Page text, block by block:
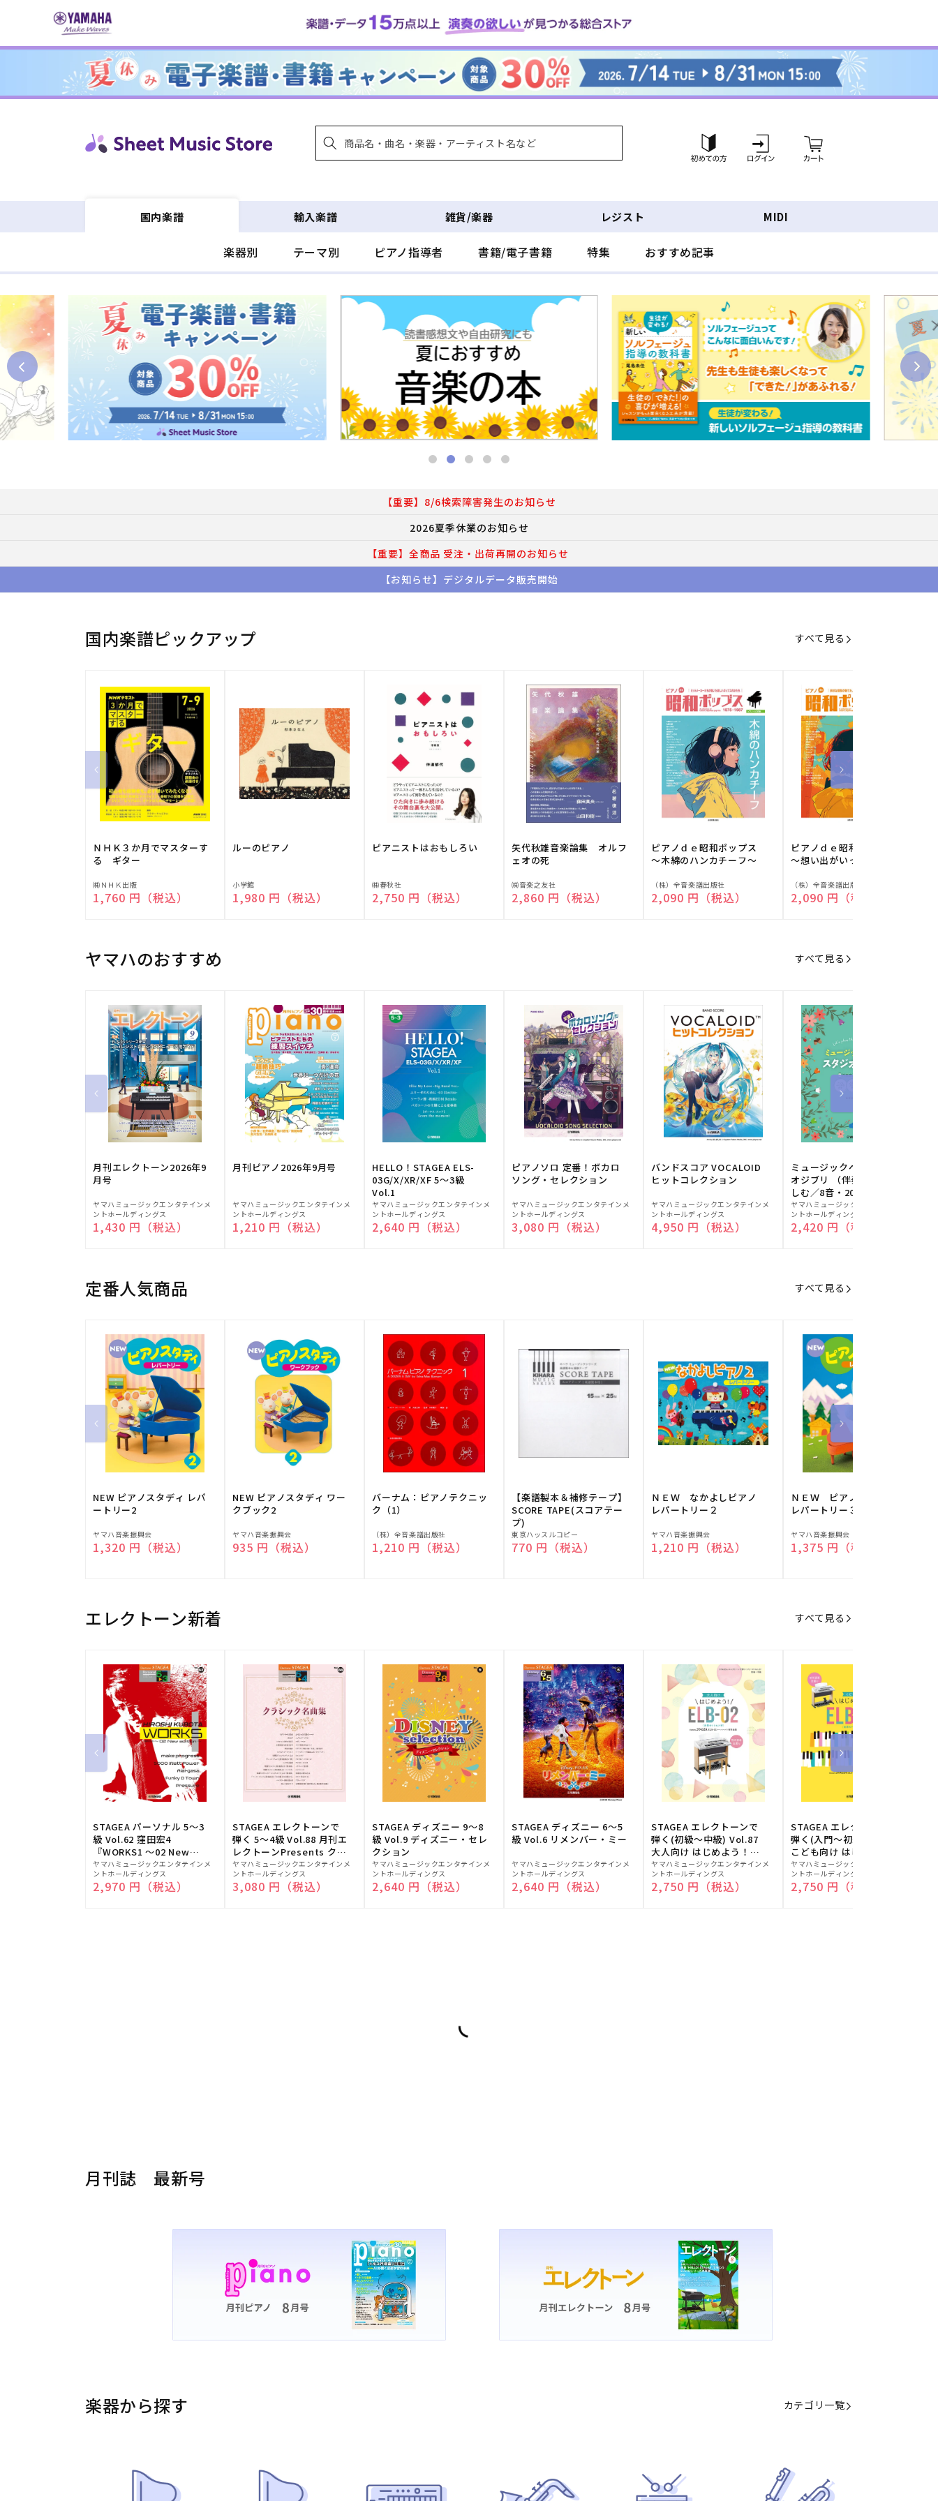
ンツに
グ
イ
ー
ト
国内楽譜
楽器別 テーマ別 ピアノ指導者 書籍/電子書籍 特集 おすすめ記事
輸入楽譜 雑貨/楽器 レジスト MIDI
【重要】8/6検索障害発生のお知らせ
2026夏季休業のお知らせ
【重要】全商品 受注・出荷再開のお知らせ
【お知らせ】デジタルデータ販売開始
国内楽譜ピックアップ すべて見る
ＮＨＫ３か月でマスターす
る ギター
販
売
㈱ＮＨＫ出版
通常価格
1,760 円（税込）
ルーのピアノ
販
売
小学館
通常価格
1,980 円（税込）
ピアニストはおもしろい
販
売
㈱春秋社
通常価格
2,750 円（税込）
矢代秋雄音楽論集 オルフ
ェオの死
販
売
㈱音楽之友社
通常価格
2,860 円（税込）
ピアノｄｅ昭和ポップス
～木綿のハンカチーフ～
販
売
（株）全音楽譜出版社
通常価格
2,090 円（税込）
ピアノｄｅ昭和ポップス
～想い出がいっぱい～
販
売
（株）全音楽譜出版社
通常価格
2,090 円（税込）
ヤマハのおすすめ すべて見る
月刊エレクトーン2026年9
月号
販
売
元:
ヤマハミュージックエンタテインメ
ントホールディングス
通常価格
1,430 円（税込）
月刊ピアノ2026年9月号
販
売
元:
ヤマハミュージックエンタテインメ
ントホールディングス
通常価格
1,210 円（税込）
HELLO！STAGEA ELS-
03G/X/XR/XF 5～3級
Vol.1
販
売
元:
ヤマハミュージックエンタテインメ
ントホールディングス
通常価格
2,640 円（税込）
ピアノソロ 定番！ボカロ
ソング・セレクション
販
売
元:
ヤマハミュージックエンタテインメ
ントホールディングス
通常価格
3,080 円（税込）
バンドスコア VOCALOID
ヒットコレクション
販
売
元:
ヤマハミュージックエンタテインメ
ントホールディングス
通常価格
4,950 円（税込）
ミュージックベルでスタジ
オジブリ （伴奏音源と楽
しむ／8音・20音ベル対応
／ドレミふりがな付）
販
売
元:
ヤマハミュージックエンタテインメ
ントホールディングス
通常価格
2,420 円（税込）
定番人気商品 すべて見る
NEW ピアノスタディ レパ
ートリー2
販
売
ヤマハ音楽振興会
通常価格
1,320 円（税込）
NEW ピアノスタディ ワー
クブック2
販
売
ヤマハ音楽振興会
通常価格
935 円（税込）
バーナム：ピアノテクニッ
ク（1）
販
売
（株）全音楽譜出版社
通常価格
1,210 円（税込）
【楽譜製本＆補修テープ】
SCORE TAPE(スコアテー
プ)
販
売
東京ハッスルコピー
通常価格
770 円（税込）
ＮＥＷ なかよしピアノ
レパートリー２
販
売
ヤマハ音楽振興会
通常価格
1,210 円（税込）
ＮＥＷ ピアノスタディ
レパートリー３
販
売
ヤマハ音楽振興会
通常価格
1,375 円（税込）
エレクトーン新着 すべて見る
STAGEA パーソナル 5～3
級 Vol.62 窪田宏4
『WORKS1 ～02 New
edition～』
販
売
元:
ヤマハミュージックエンタテインメ
ントホールディングス
通常価格
2,970 円（税込）
STAGEA エレクトーンで
弾く 5～4級 Vol.88 月刊エ
レクトーンPresents クラ
シック名曲集
販
売
元:
ヤマハミュージックエンタテインメ
ントホールディングス
通常価格
3,080 円（税込）
STAGEA ディズニー 9～8
級 Vol.9 ディズニー・セレ
クション
販
売
元:
ヤマハミュージックエンタテインメ
ントホールディングス
通常価格
2,640 円（税込）
STAGEA ディズニー 6～5
級 Vol.6 リメンバー・ミー
販
売
元:
ヤマハミュージックエンタテインメ
ントホールディングス
通常価格
2,640 円（税込）
STAGEA エレクトーンで
弾く(初級～中級) Vol.87
大人向け はじめよう！
ELB-02(楽器のトリセツ
付)
販
売
元:
ヤマハミュージックエンタテインメ
ントホールディングス
通常価格
2,750 円（税込）
STAGEA エレクトーンで
弾く(入門～初級) Vol.86
こども向け はじめよう！
ELB-02(楽器のトリセツ
付)
販
売
元:
ヤマハミュージックエンタテインメ
ントホールディングス
通常価格
2,750 円（税込）
月刊誌 最新号
楽器から探す カテゴリ一覧